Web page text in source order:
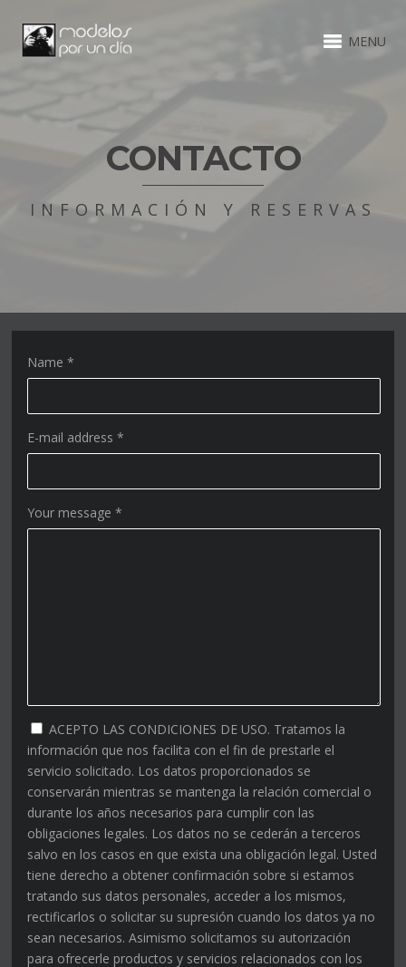
MENU
CONTACTO
INFORMACIÓN Y RESERVAS
Name*
E-mail address*
Your message*
ACEPTO LAS CONDICIONES DE USO. Tratamos la
información que nos facilita con el fin de prestarle el
servicio solicitado. Los datos proporcionados se
conservarán mientras se mantenga la relación comercial o
durante los años necesarios para cumplir con las
obligaciones legales. Los datos no se cederán a terceros
salvo en los casos en que exista una obligación legal. Usted
tiene derecho a obtener confirmación sobre si estamos
tratando sus datos personales, acceder a los mismos,
rectificarlos o solicitar su supresión cuando los datos ya no
sean necesarios. Asimismo solicitamos su autorización
para ofrecerle productos y servicios relacionados con los